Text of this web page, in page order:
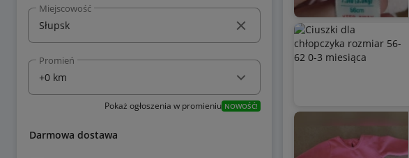
Miejscowość
Promień
Pokaż ogłoszenia w promieniu NOWOŚĆ!
Darmowa dostawa